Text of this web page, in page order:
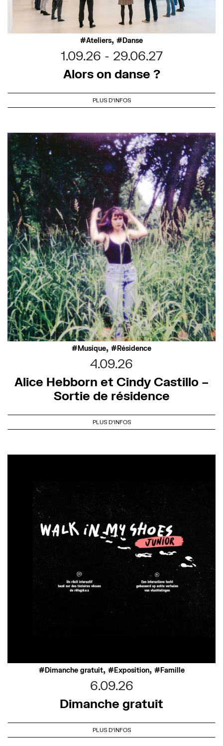
Ateliers, Danse
1.09.26
29.06.27
Alors on danse ?
PLUS D'INFOS
Musique, Résidence
4.09.26
Alice Hebborn et Cindy Castillo –
Sortie de résidence
PLUS D'INFOS
Dimanche gratuit, Exposition, Famille
6.09.26
Dimanche gratuit
PLUS D'INFOS